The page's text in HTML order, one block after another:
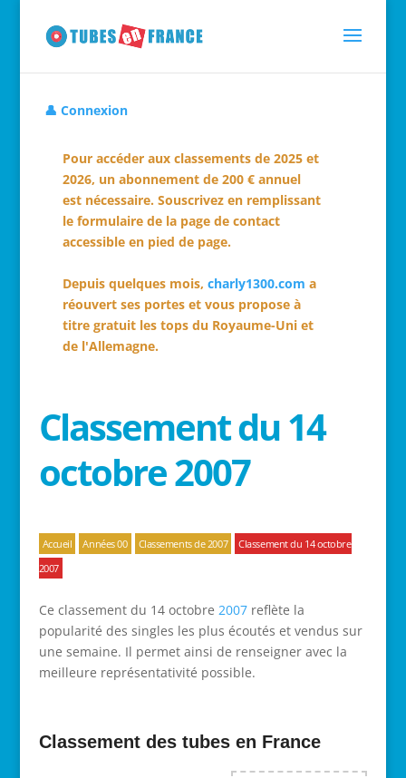
👤 Connexion
Pour accéder aux classements de 2025 et
2026, un abonnement de 200 € annuel
est nécessaire. Souscrivez en remplissant
le formulaire de la page de contact
accessible en pied de page.
Depuis quelques mois, charly1300.com a
réouvert ses portes et vous propose à
titre gratuit les tops du Royaume-Uni et
de l'Allemagne.
Classement du 14
octobre 2007
Accueil Années 00 Classements de 2007
Classement du 14 octobre
2007
Ce classement du 14 octobre 2007reflète la
popularité des singles les plus écoutés et vendus sur
une semaine. Il permet ainsi de renseigner avec la
meilleure représentativité possible.
Classement des tubes en France